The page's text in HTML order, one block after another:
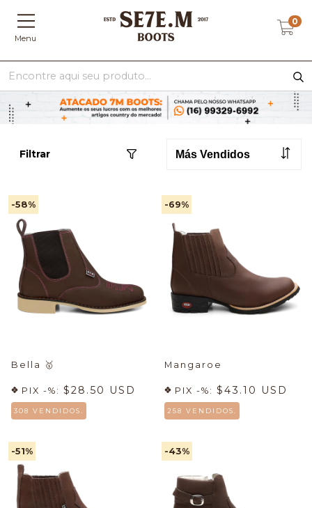
Menu
0
Filtrar
-58%
Bella 🥇
PIX -%: $28.50 USD
308 VENDIDOS.
-69%
Mangaroe
PIX -%: $43.10 USD
258 VENDIDOS.
-51% -43%